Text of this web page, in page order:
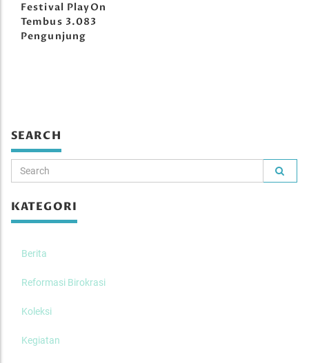
Festival PlayOn
Tembus 3.083
Pengunjung
SEARCH
KATEGORI
Berita
Reformasi Birokrasi
Koleksi
Kegiatan